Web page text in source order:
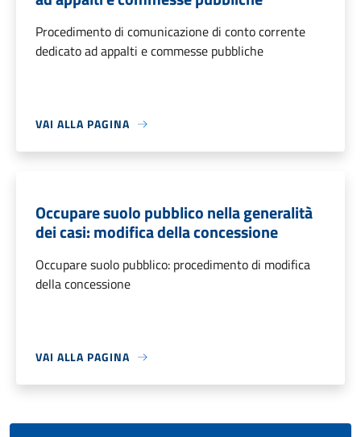
Procedimento di comunicazione di conto corrente
dedicato ad appalti e commesse pubbliche
VAI ALLA PAGINA
Occupare suolo pubblico nella generalità
dei casi: modifica della concessione
Occupare suolo pubblico: procedimento di modifica
della concessione
VAI ALLA PAGINA